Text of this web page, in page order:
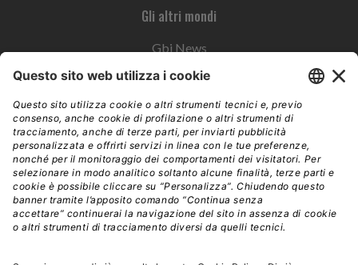
Gli altri mondi
Gbi News
Instoremag
Esplora il gruppo
Edra Edizioni
Edizioni LSWR
LSWR Group